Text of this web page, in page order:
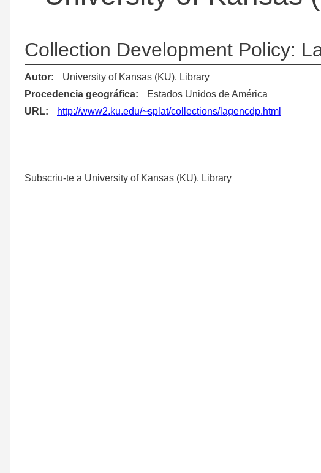
Collection Development Policy:
Autor
University of Kansas (KU). Library
Procedencia geográfica
Estados Unidos de América
URL
http://www2.ku.edu/~splat/collections/lagencdp.html
Subscriu-te a University of Kansas (KU). Library